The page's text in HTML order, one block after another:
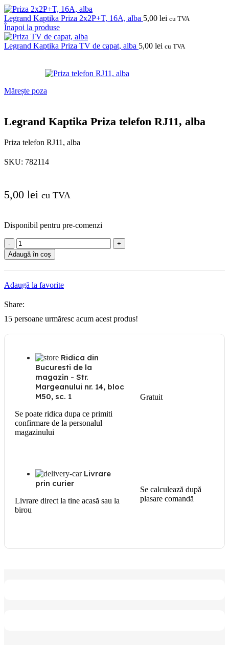
Legrand Kaptika Priza 2x2P+T, 16A, alba 5,00 lei cu TVA
Înapoi la produse
Legrand Kaptika Priza TV de capat, alba 5,00 lei cu TVA
Mărește poza
Legrand Kaptika Priza telefon RJ11, alba
Priza telefon RJ11, alba
SKU: 782114
5,00 lei cu TVA
Disponibil pentru pre-comenzi
Cantitate
Legrand
Kaptika
RJ11,
Adaugă în coș
Adaugă la favorite
Share:
15 persoane urmăresc acum acest produs!
Ridica din
Bucuresti de la
magazin - Str.
Margeanului nr. 14, bloc
M50, sc. 1
Se poate ridica dupa ce primiti
confirmare de la personalul
magazinului
Gratuit
Livrare
prin curier
Livrare direct la tine acasă sau la
birou
Se calculează după
plasare comandă